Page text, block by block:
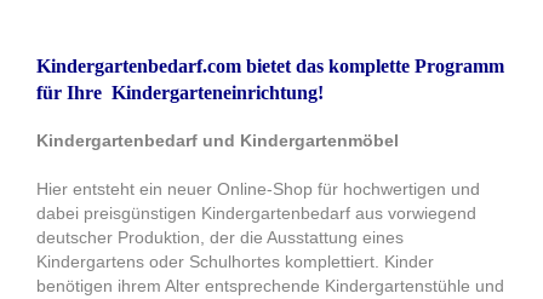
Kindergartenbedarf.com bietet das komplette Programm
für Ihre Kindergarteneinrichtung!
Kindergartenbedarf und Kindergartenmöbel
Hier entsteht ein neuer Online-Shop für hochwertigen und
dabei preisgünstigen Kindergartenbedarf aus vorwiegend
deutscher Produktion, der die Ausstattung eines
Kindergartens oder Schulhortes komplettiert. Kinder
benötigen ihrem Alter entsprechende Kindergartenstühle und